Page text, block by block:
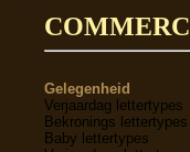
Gelegenheid
Verjaardag lettertypes
Bekronings lettertypes
Baby lettertypes